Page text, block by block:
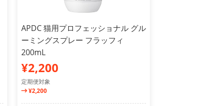
APDC 猫用プロフェッショナル グル
ーミングスプレー フラッフィ
200mL
¥2,200
定期便対象
¥2,200